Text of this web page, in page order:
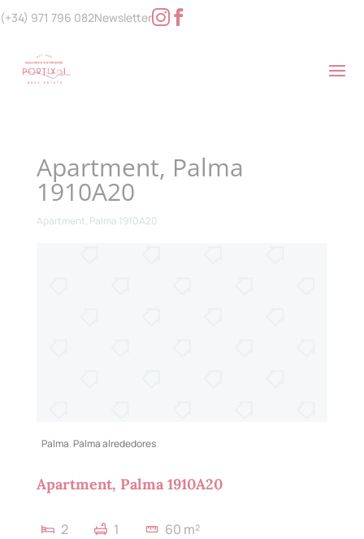
(+34) 971 796 082Newsletter
Apartment, Palma
1910A20
Apartment, Palma 1910A20
Palma, Palma alrededores
Apartment, Palma 1910A20
2 1 60 m²